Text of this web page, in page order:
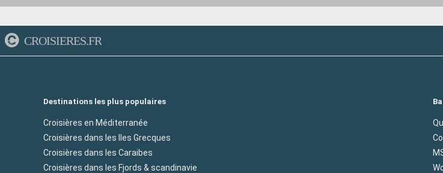
CROISIERES.FR
Destinations les plus populaires
Croisières en Méditerranée
Croisières dans les Iles Grecques
Croisières dans les Caraibes
Croisières dans les Fjords & scandinavie